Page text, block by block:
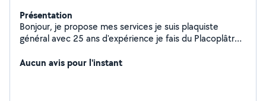
Présentation
Bonjour, je propose mes services je suis plaquiste
général avec 25 ans d'expérience je fais du Placoplâtre
Aucun avis pour l'instant